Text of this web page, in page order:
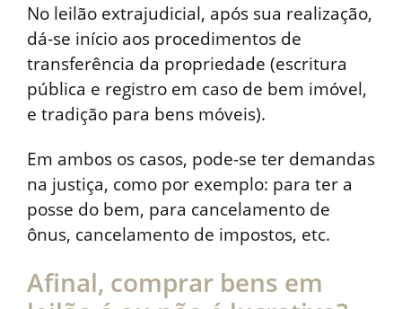
No leilão extrajudicial, após sua realização,
dá-se início aos procedimentos de
transferência da propriedade (escritura
pública e registro em caso de bem imóvel,
e tradição para bens móveis).
Em ambos os casos, pode-se ter demandas
na justiça, como por exemplo: para ter a
posse do bem, para cancelamento de
ônus, cancelamento de impostos, etc.
Afinal, comprar bens em